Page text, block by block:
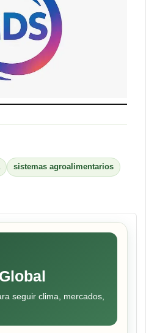
sistemas agroalimentarios
seguir clima, mercados,